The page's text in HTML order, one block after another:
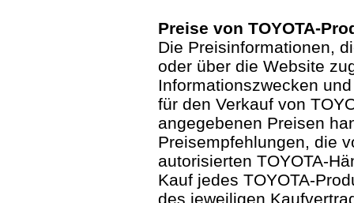
Preise von TOYOTA-
Die Preisinformationen,
oder über die Website
Informationszwecken
für den Verkauf von
angegebenen Preisen
Preisempfehlungen, die
autorisierten TOYOTA-
Kauf jedes TOYOTA-
des jeweiligen